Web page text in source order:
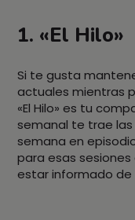
1. «El Hilo»
Si te gusta
actuales mientras
«El Hilo» es tu
semanal te trae
semana en
para esas
estar informado de